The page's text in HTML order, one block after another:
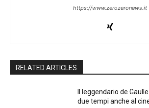
https://www.zerozeronews.it
RELATED ARTICLES
Il leggendario de
due tempi anche al